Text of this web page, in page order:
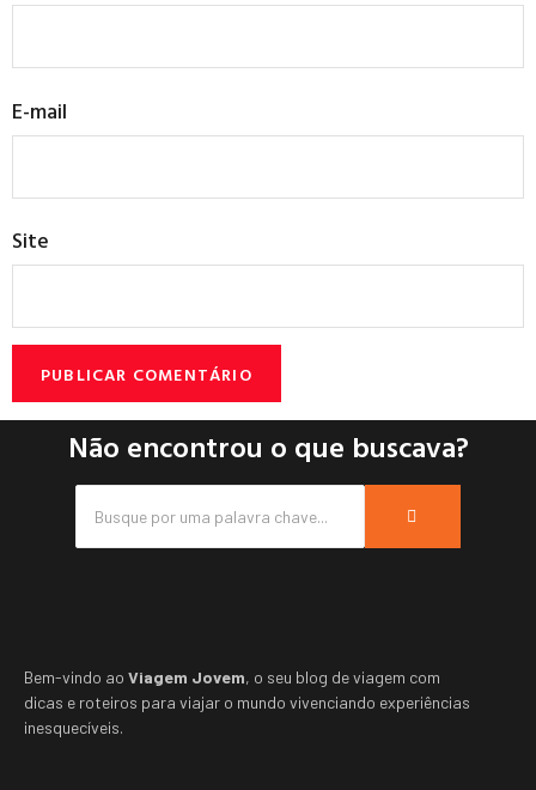
E-mail
Site
Não encontrou o que buscava?
Bem-vindo ao Viagem Jovem, o seu blog de viagem com
dicas e roteiros para viajar o mundo vivenciando experiências
inesquecíveis.